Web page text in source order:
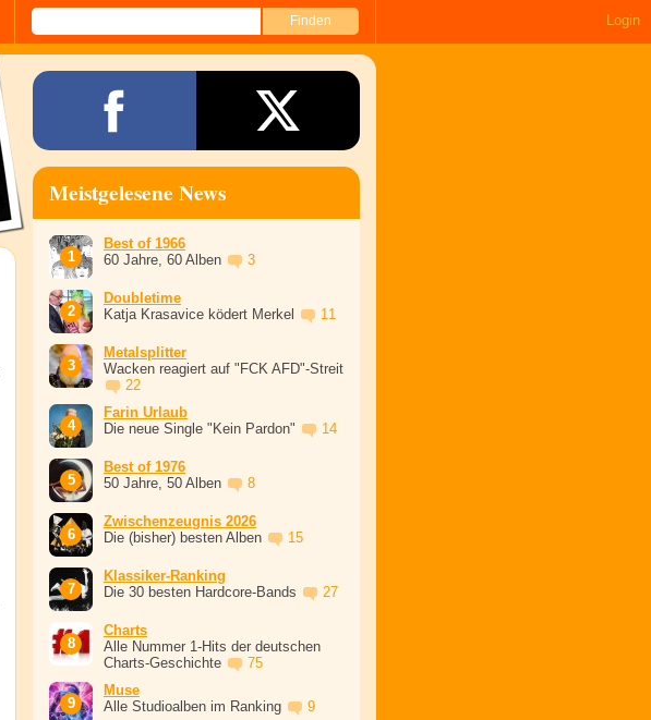
Login
Meistgelesene News
Best of 1966
60 Jahre, 60 Alben
3
Doubletime
Katja Krasavice ködert Merkel
11
Metalsplitter
Wacken reagiert auf "FCK AFD"-Streit
22
Farin Urlaub
Die neue Single "Kein Pardon"
14
Best of 1976
50 Jahre, 50 Alben
8
Zwischenzeugnis 2026
Die (bisher) besten Alben
15
Klassiker-Ranking
Die 30 besten Hardcore-Bands
27
Charts
Alle Nummer 1-Hits der deutschen
Charts-Geschichte
75
Muse
Alle Studioalben im Ranking
9